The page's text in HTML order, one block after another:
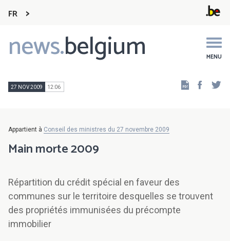
FR
news.belgium MENU
Main
navigation
27 NOV 2009 12:06
Appartient à Conseil des ministres du 27 novembre 2009
Main morte 2009
Répartition du crédit spécial en faveur des
communes sur le territoire desquelles se trouvent
des propriétés immunisées du précompte
immobilier